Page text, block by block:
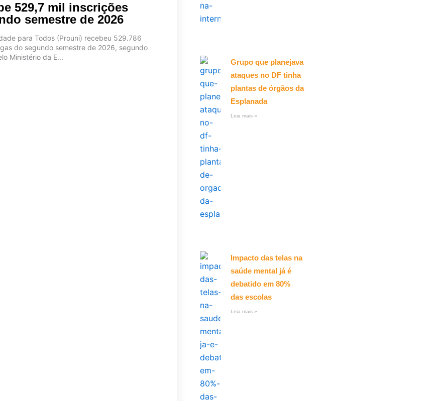
529,7 mil inscrições
semestre de 2026
para Todos (Prouni) recebeu 529.786
do segundo semestre de 2026, segundo
Ministério da E...
Grupo que planejava
ataques no DF tinha
plantas de órgãos da
Esplanada
Leia mais »
Impacto das telas na
saúde mental já é
debatido em 80%
das escolas
Leia mais »